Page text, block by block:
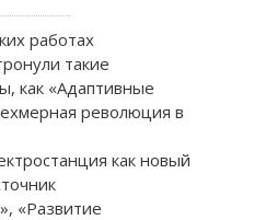
работах
такие
как «Адаптивные
революция в
как новый
«Развитие